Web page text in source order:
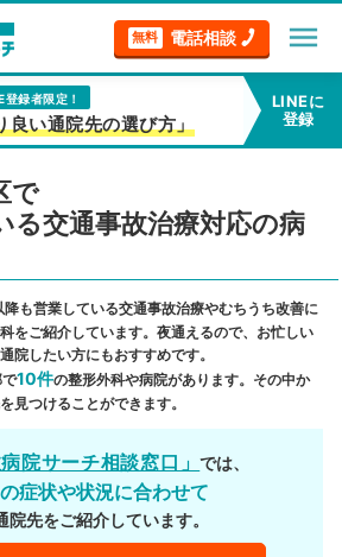
無料 電話相談 menu
登録者限定！
良い通院先の選び方」
LINEに
登録
で
る交通事故治療対応の病
降も営業している交通事故治療やむちうち改善に
をご紹介しています。夜通えるので、お忙しい
院したい方にもおすすめです。
で10件の整形外科や病院があります。その中か
見つけることができます。
病院サーチ相談窓口」では、
症状や状況に合わせて
院先をご紹介しています。